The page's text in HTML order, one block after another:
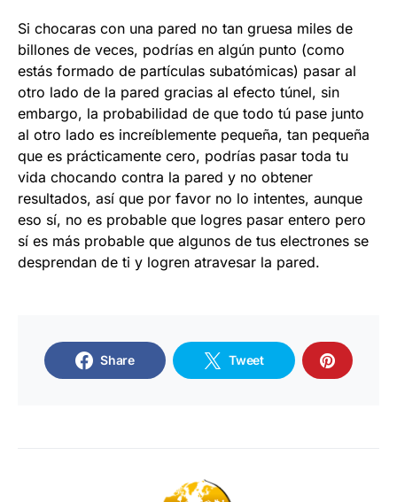
Si chocaras con una pared no tan gruesa miles de
billones de veces, podrías en algún punto (como
estás formado de partículas subatómicas) pasar al
otro lado de la pared gracias al efecto túnel, sin
embargo, la probabilidad de que todo tú pase junto
al otro lado es increíblemente pequeña, tan pequeña
que es prácticamente cero, podrías pasar toda tu
vida chocando contra la pared y no obtener
resultados, así que por favor no lo intentes, aunque
eso sí, no es probable que logres pasar entero pero
sí es más probable que algunos de tus electrones se
desprendan de ti y logren atravesar la pared.
Share Tweet